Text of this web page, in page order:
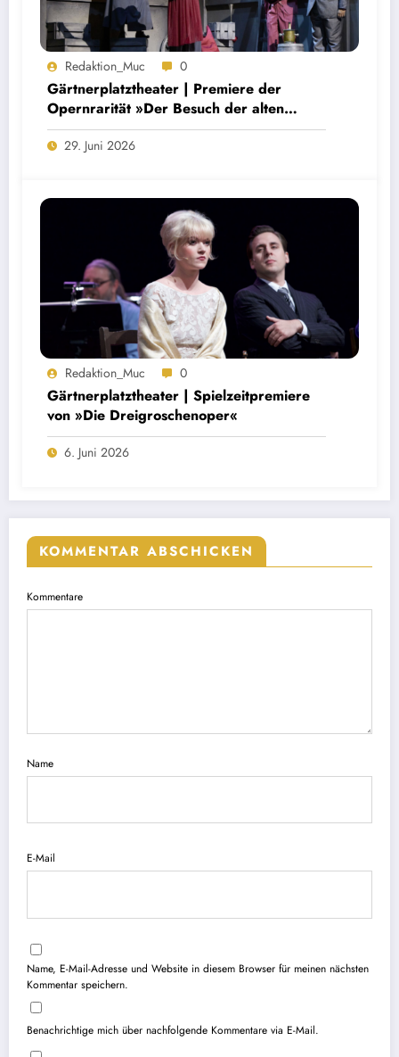
Redaktion_Muc 0
Gärtnerplatztheater | Premiere der
Opernrarität »Der Besuch der alten
Dame«
29. Juni 2026
Redaktion_Muc 0
Gärtnerplatztheater | Spielzeitpremiere
von »Die Dreigroschenoper«
6. Juni 2026
KOMMENTAR ABSCHICKEN
Kommentare
Name
E-Mail
Name, E-Mail-Adresse und Website in diesem Browser für meinen nächsten
Kommentar speichern.
Benachrichtige mich über nachfolgende Kommentare via E-Mail.